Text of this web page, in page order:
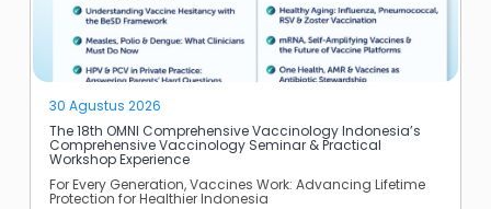
30 Agustus 2026
The 18th OMNI Comprehensive Vaccinology Indonesia’s
Comprehensive Vaccinology Seminar & Practical
Workshop Experience
For Every Generation, Vaccines Work: Advancing Lifetime
Protection for Healthier Indonesia